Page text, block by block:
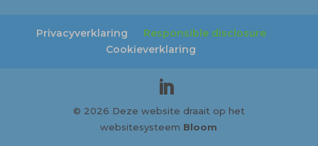
Privacyverklaring
Responsible disclosure
Cookieverklaring
© 2026 Deze website draait op het
websitesysteem Bloom